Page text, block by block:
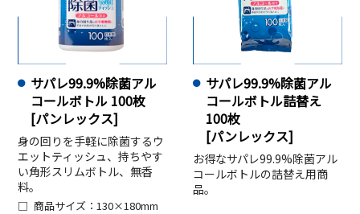
サパレ99.9%除菌アル
コールボトル 100枚
[パンレックス]
身の回りを手軽に除菌するウ
エットティッシュ、持ちやす
い角形スリムボトル、無香
料。
商品サイズ：130×180mm
サパレ99.9%除菌アル
コールボトル詰替え
100枚
[パンレックス]
お得なサパレ99.9%除菌アル
コールボトルの詰替え用商
品。